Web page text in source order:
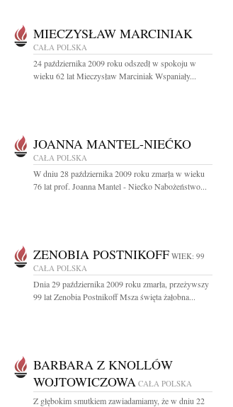
MIECZYSŁAW MARCINIAK
CAŁA POLSKA
24 października 2009 roku odszedł w spokoju w
wieku 62 lat Mieczysław Marciniak Wspaniały...
JOANNA MANTEL-NIEĆKO
CAŁA POLSKA
W dniu 28 października 2009 roku zmarła w wieku
76 lat prof. Joanna Mantel - Niećko Nabożeństwo...
ZENOBIA POSTNIKOFF WIEK: 99
CAŁA POLSKA
Dnia 29 października 2009 roku zmarła, przeżywszy
99 lat Zenobia Postnikoff Msza święta żałobna...
BARBARA Z KNOLLÓW
WOJTOWICZOWA CAŁA POLSKA
Z głębokim smutkiem zawiadamiamy, że w dniu 22